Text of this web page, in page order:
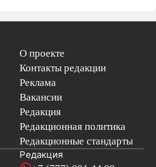
О проекте
Контакты редакции
Реклама
Вакансии
Редакция
Редакционная политика
Редакционные стандарты
Редакция